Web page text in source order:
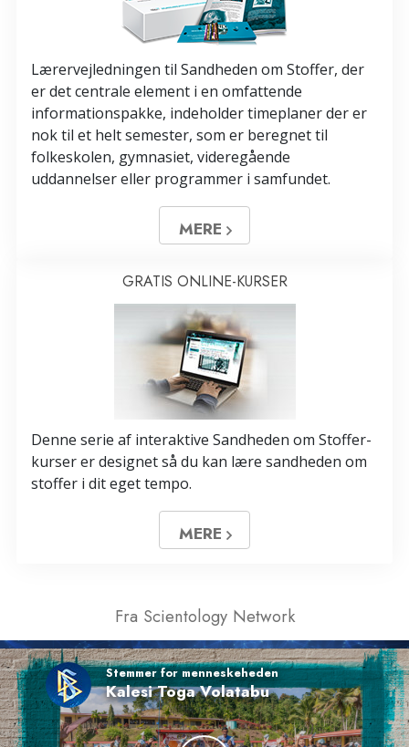
Lærervejledningen til Sandheden om Stoffer, der
er det centrale element i en omfattende
informationspakke, indeholder timeplaner der er
nok til et helt semester, som er beregnet til
folkeskolen, gymnasiet, videregående
uddannelser eller programmer i samfundet.
MERE
GRATIS ONLINE-KURSER
Denne serie af interaktive Sandheden om Stoffer-
kurser er designet så du kan lære sandheden om
stoffer i dit eget tempo.
MERE
Fra Scientology Network
Stemmer for menneskeheden
Kalesi Toga Volatabu